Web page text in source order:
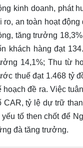
kinh doanh, phát
ro, an toàn hoạt
tăng trưởng
khách hàng đạt
14,1%; Thu từ
thuế đạt 1.468 tỷ
hoạch đề ra. Việc
CAR, tỷ lệ dự trữ
yếu tố then chốt để
đà tăng trưởng.